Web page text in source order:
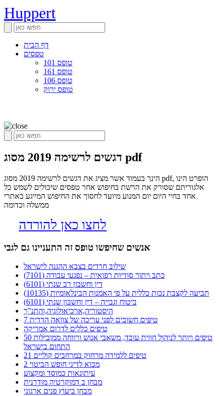
Huppert
דף הבית
טפסים
טופס 101
טופס 161
טופס 106
טופס ירוק
דגשים לרשימה 2019 מסוג pdf
הינך בעמוד אשר מציג את דגשים לרשימה 2019 מסוג pdf, הופרט הינו
אלגוריתם שסורק את הרשת בחיפוש אחר טפסים שיכולים לשמש כל
אחד בחיי היום יום המנוע מיועד לחסוך את החיפוש המייגע באתרי
ממשלה וכדומה
לחצו כאן להורדה
אנשים שחיפשו טופס זה התעניינו גם לגבי
שילוב חרדים בצבא ההגנה לישראל
כתב ויתור סודיות רפואית – נפגעי עבודה (7101)
דין וחשבון רב שנתי (6101)
תביעה לקצבת נכות כללית על פי האמנות הבינלאומיות (10135)
ביטוח וגבייה – דין וחשבון שנתי (6101)
היסטוריה,ארכיאולוגיה,והתנ”ך
7 טיפים חשובים לפני עריכה של צוואה הדדית
טיפים כללים לדרום אמריקה
50 טיפים ויותר לניהול חווית עובד, משאבי אנוש ורווחה ממובילות
התחום בישראל
21 טיפים ללמידה מרחוק במרחבים קוליים
מבוא לדיני חופש הביטוי 2
עיתונאות כמוסד ומקצוע
מבחן ב דמוקרטיה מודרנית
מבחן ביעוץ פנים ארגוני